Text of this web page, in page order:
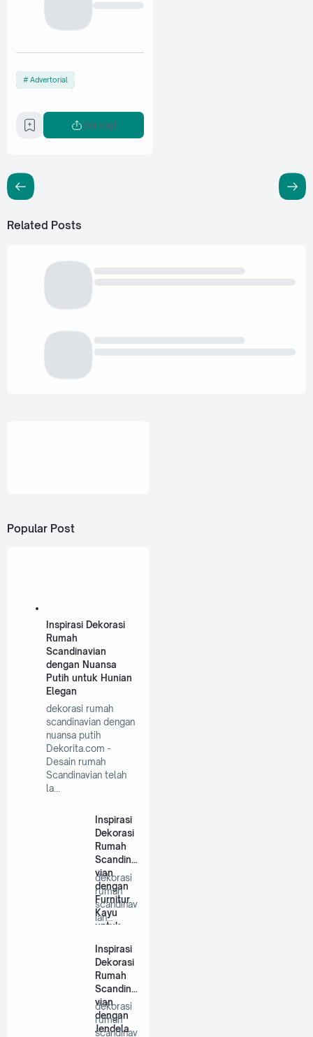
Advertorial
Berbagi
Related Posts
Popular Post
Inspirasi Dekorasi
Rumah
Scandinavian
dengan Nuansa
Putih untuk Hunian
Elegan
dekorasi rumah
scandinavian dengan
nuansa putih
Dekorita.com -
Desain rumah
Scandinavian telah
la…
Inspirasi
Dekorasi
Rumah
Scandina
vian
dengan
Furnitur
Kayu
untuk
Minimalis
dekorasi
rumah
scandinav
ian
furnitur
kayu …
Inspirasi
Dekorasi
Rumah
Scandina
vian
dengan
Jendela
dekorasi
rumah
scandinav